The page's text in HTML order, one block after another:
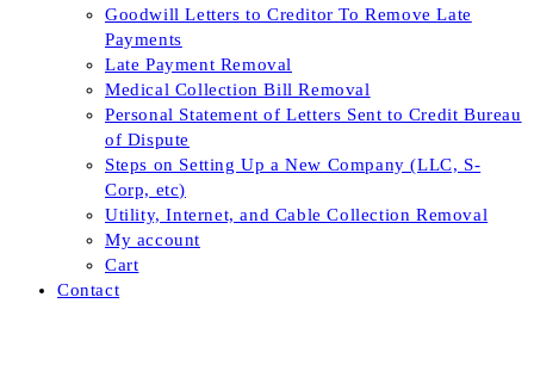
Goodwill Letters to Creditor To Remove Late
Payments
Late Payment Removal
Medical Collection Bill Removal
Personal Statement of Letters Sent to Credit Bureau
of Dispute
Steps on Setting Up a New Company (LLC, S-
Corp, etc)
Utility, Internet, and Cable Collection Removal
My account
Cart
Contact